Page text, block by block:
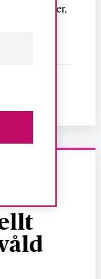
rättigheter,